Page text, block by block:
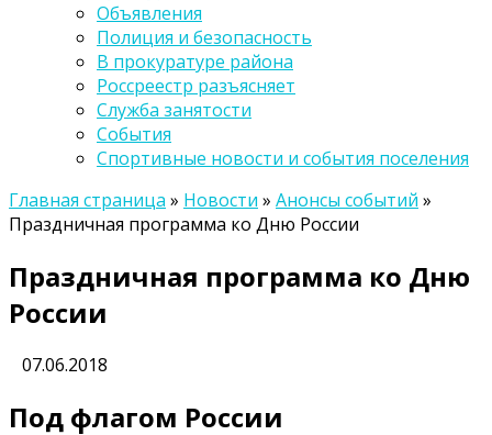
Объявления
Полиция и безопасность
В прокуратуре района
Россреестр разъясняет
Служба занятости
События
Спортивные новости и события поселения
Главная страница » Новости » Анонсы событий »
Праздничная программа ко Дню России
Праздничная программа ко Дню
России
07.06.2018
Под флагом России